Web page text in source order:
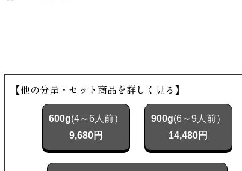
【他の分量・セット商品を詳しく見る】
600g(4～6人前）
9,680円
900g(6～9人前）
14,480円